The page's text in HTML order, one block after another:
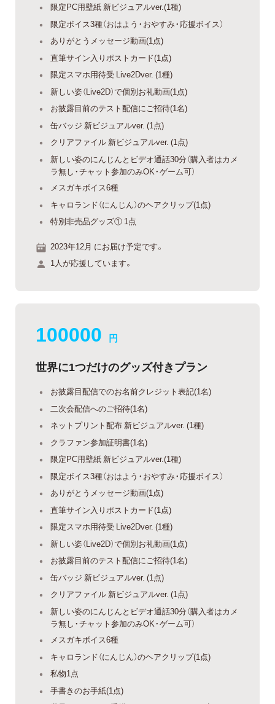
限定PC用壁紙 新ビジュアルver.(1種)
限定ボイス3種（おはよう・おやすみ・応援ボイス）
ありがとうメッセージ動画(1点)
直筆サイン入りポストカード(1点)
限定スマホ用待受 Live2Dver. (1種)
新しい姿（Live2D）で個別お礼動画(1点)
お披露目前のテスト配信にご招待(1名)
缶バッジ 新ビジュアルver. (1点)
クリアファイル 新ビジュアルver. (1点)
新しい姿のにんじんとビデオ通話30分（購入者はカメ
ラ無し・チャット参加のみOK・ゲーム可）
メスガキボイス6種
キャロランド（にんじん）のヘアクリップ(1点)
特別非売品グッズ① 1点
2023年12月 にお届け予定です。
1人が応援しています。
100000 円
世界に1つだけのグッズ付きプラン
お披露目配信でのお名前クレジット表記(1名)
二次会配信へのご招待(1名)
ネットプリント配布 新ビジュアルver. (1種)
クラファン参加証明書(1名)
限定PC用壁紙 新ビジュアルver.(1種)
限定ボイス3種（おはよう・おやすみ・応援ボイス）
ありがとうメッセージ動画(1点)
直筆サイン入りポストカード(1点)
限定スマホ用待受 Live2Dver. (1種)
新しい姿（Live2D）で個別お礼動画(1点)
お披露目前のテスト配信にご招待(1名)
缶バッジ 新ビジュアルver. (1点)
クリアファイル 新ビジュアルver. (1点)
新しい姿のにんじんとビデオ通話30分（購入者はカメ
ラ無し・チャット参加のみOK・ゲーム可）
メスガキボイス6種
キャロランド（にんじん）のヘアクリップ(1点)
私物1点
手書きのお手紙(1点)